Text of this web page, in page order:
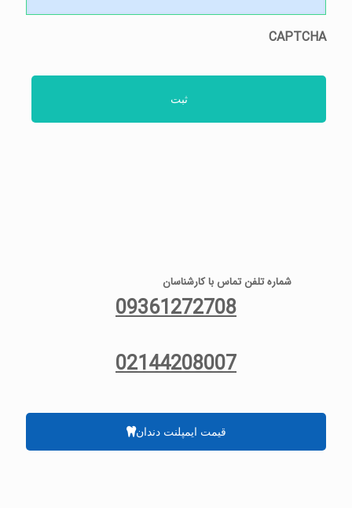
CAPTCHA
شماره تلفن تماس با کارشناسان
09361272708
02144208007
قیمت ایمپلنت دندان